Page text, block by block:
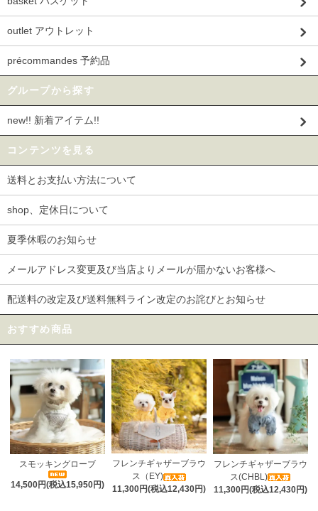
outlet アウトレット
précommandes 予約品
グループから探す
new!! 新着アイテム!!
コンテンツを見る
送料とお支払い方法について
shop、定休日について
夏季休暇のお知らせ
メールアドレス変更及び当店よりメールが届かないお客様へ
配送料の改定及び送料無料ライン改定のお詫びとお知らせ
おすすめ商品
スモッキングローブ
14,500円(税込15,950円)
フレンチギャザーブラウ
ス（EY)
11,300円(税込12,430円)
フレンチギャザーブラウ
ス(CHBL)
11,300円(税込12,430円)